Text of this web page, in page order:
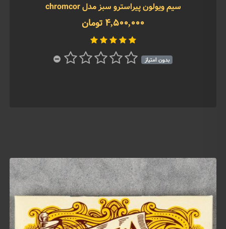
سیم ویولون پیراسترو سبز مدل chromcor
4,500,000 تومان
بدون امتیاز